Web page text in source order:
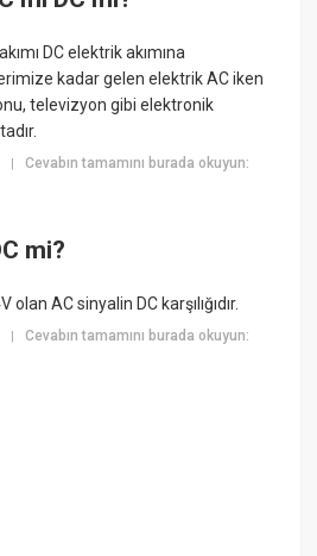
DC elektrik akımına
kadar gelen elektrik AC iken
televizyon gibi elektronik
|Cevabın tamamını burada okuyun:
mi?
AC sinyalin DC karşılığıdır.
|Cevabın tamamını burada okuyun: